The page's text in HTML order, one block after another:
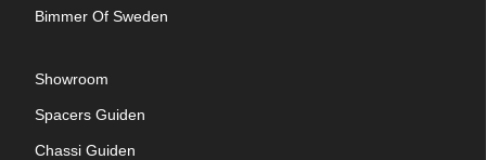
Bimmer Of Sweden
Showroom
Spacers Guiden
Chassi Guiden